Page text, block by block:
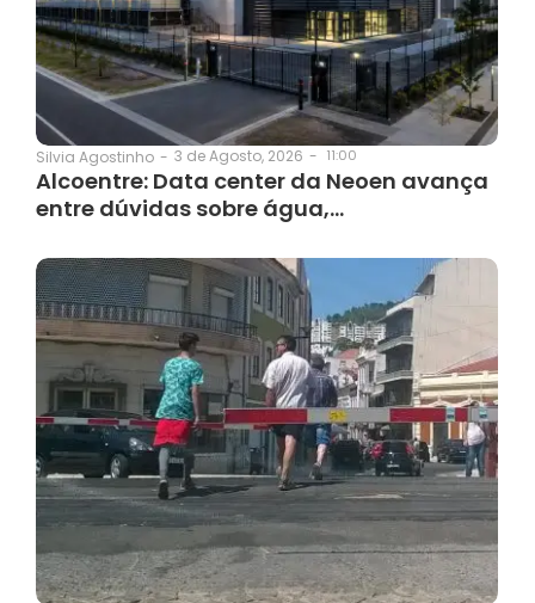
Silvia Agostinho - 3 de Agosto, 2026 - 11:00
Alcoentre: Data center da Neoen avança
entre dúvidas sobre água,…